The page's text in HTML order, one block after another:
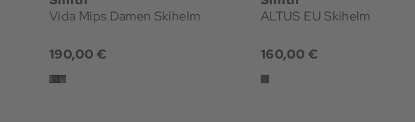
Vida Mips Damen Skihelm
190,00 €
ALTUS EU Skihelm
160,00 €